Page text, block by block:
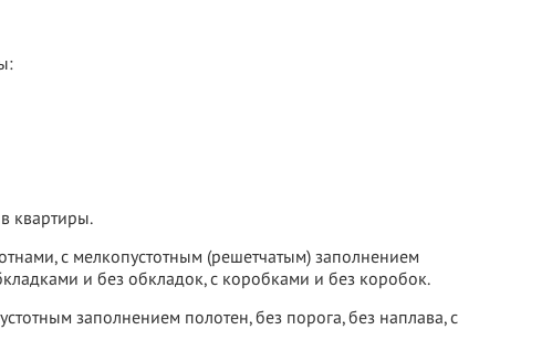
квартиры.
с мелкопустотным (решетчатым) заполнением
и без обкладок, с коробками и без коробок.
заполнением полотен, без порога, без наплава, с